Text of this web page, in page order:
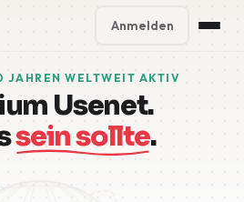
Anmelden
JAHREN WELTWEIT AKTIV
Usenet.
sein sollte.